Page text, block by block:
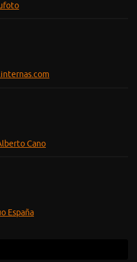
Cano
España